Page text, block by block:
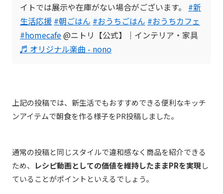
イトでは展示や在庫がない場合がございます。 #新
生活応援 #朝ごはん #おうちごはん #おうちカフェ
#homecafe@ニトリ【公式】｜インテリア・家具
♬ オリジナル楽曲 - nono
上記の投稿では、新生活でもおすすめできる便利なキッチ
ンアイテムで朝食を作る様子をPR投稿しました。
通常の投稿と同じスタイルで違和感なく商品を紹介できる
ため、
レシピ動画としての価値を維持したままPRを実現し
ていることがポイントといえるでしょう。